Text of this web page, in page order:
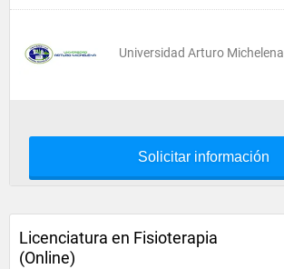
Universidad Arturo Michelena
Solicitar información
Licenciatura en Fisioterapia
(Online)